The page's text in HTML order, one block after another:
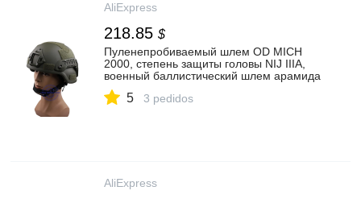
AliExpress
218.85 $
Пуленепробиваемый шлем OD MICH
2000, степень защиты головы NIJ IIIA,
военный баллистический шлем арамида
5 3 pedidos
AliExpress